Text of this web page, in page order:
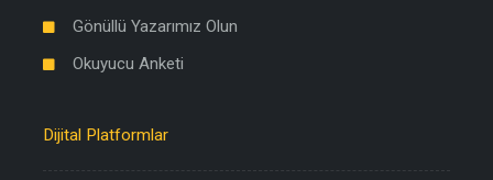
Gönüllü Yazarımız Olun
Okuyucu Anketi
Dijital Platformlar